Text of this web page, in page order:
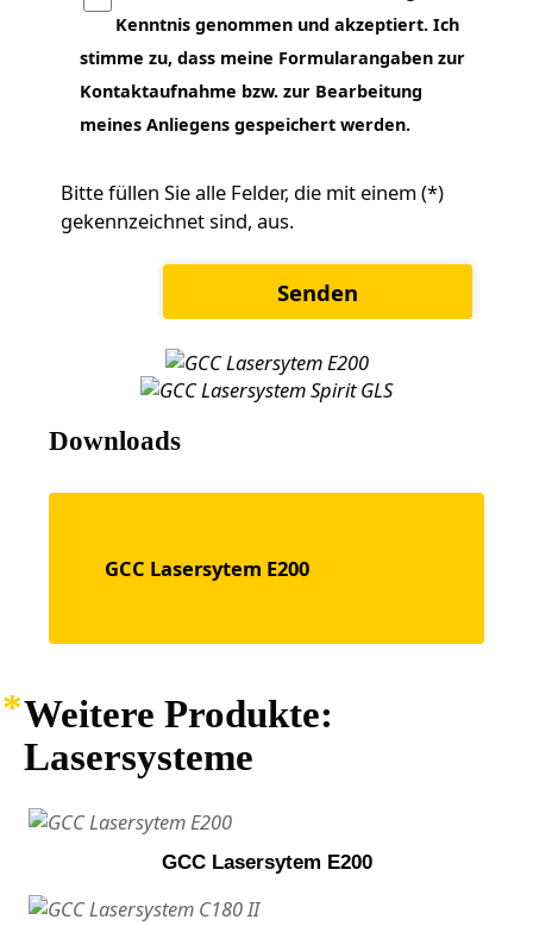
Kenntnis genommen und akzeptiert. Ich
stimme zu, dass meine Formularangaben zur
Kontaktaufnahme bzw. zur Bearbeitung
meines Anliegens gespeichert werden.
Bitte füllen Sie alle Felder, die mit einem (*)
gekennzeichnet sind, aus.
Downloads
GCC Lasersytem E200
Weitere Produkte:
Lasersysteme
GCC Lasersytem E200